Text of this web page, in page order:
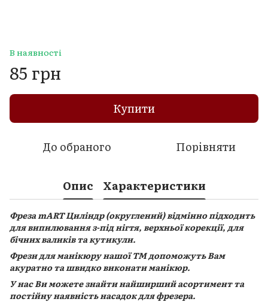
В наявності
85 грн
Купити
До обраного Порівняти
Опис Характеристики
Фреза mART Циліндр (округлений) відмінно підходить
для випилювання з-під нігтя, верхньої корекції, для
бічних валиків та кутикули.
Фрези для манікюру нашої ТМ допоможуть Вам
акуратно та швидко виконати манікюр.
У нас Ви можете знайти найширший асортимент та
постійну наявність насадок для фрезера.